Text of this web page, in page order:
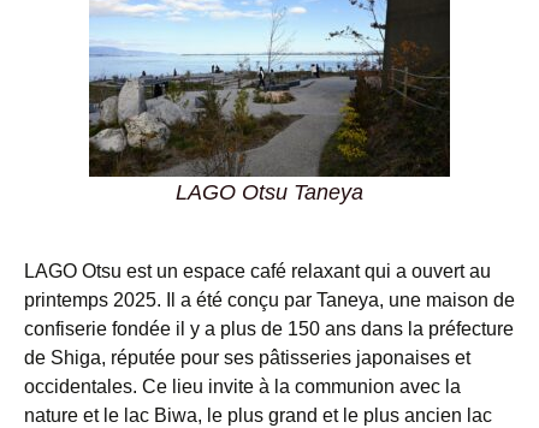
LAGO Otsu Taneya
LAGO Otsu est un espace café relaxant qui a ouvert au
printemps 2025. Il a été conçu par Taneya, une maison de
confiserie fondée il y a plus de 150 ans dans la préfecture
de Shiga, réputée pour ses pâtisseries japonaises et
occidentales. Ce lieu invite à la communion avec la
nature et le lac Biwa, le plus grand et le plus ancien lac